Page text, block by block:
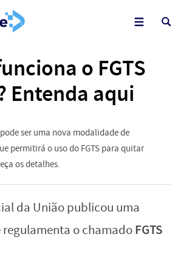
o FGTS
Entenda aqui
ser uma nova modalidade de
permitirá o uso do FGTS para quitar
os detalhes.
da União publicou uma
o chamadoFGTS